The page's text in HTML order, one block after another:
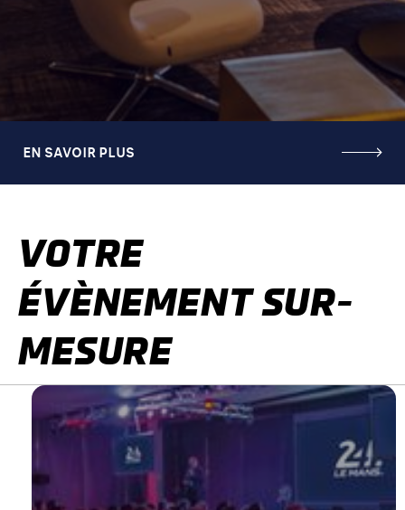
EN SAVOIR PLUS
VOTRE
ÉVÈNEMENT SUR-
MESURE